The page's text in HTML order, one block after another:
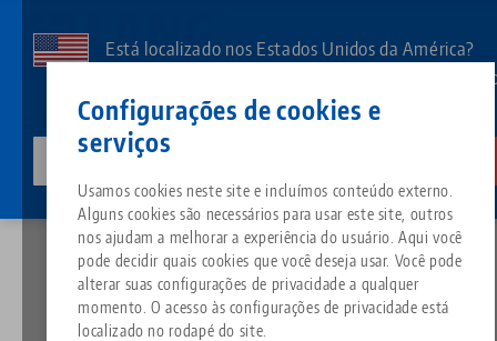
Configurações de cookies e
serviços
Usamos cookies neste site e incluímos conteúdo externo.
Alguns cookies são necessários para usar este site, outros
nos ajudam a melhorar a experiência do usuário. Aqui você
pode decidir quais cookies que você deseja usar. Você pode
alterar suas configurações de privacidade a qualquer
momento. O acesso às configurações de privacidade está
localizado no rodapé do site.
Está localizado nos Estados Unidos da América?
Aceda à nossa página dos EUA para ver o
específico do país.
lang-technik-usa.com
Tudo em uma única solução
Sistema de fixação por ponto
Grupo de produtos
Tipos de produtos
Sobre a LANG
Filosofia
Downloads
FAQ
Blog
Notícias
Produtos correspondentes
Desculpe. Não foi possível encontrar nenhum resultado.
Ir para a página do produto
Breadcrumb
Servindo algo especial